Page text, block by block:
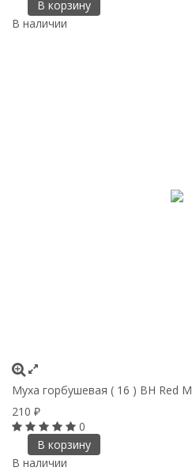
В корзину
В наличии
Муха горбушевая ( 16 ) BH Red
210 ₽
0
В корзину
В наличии